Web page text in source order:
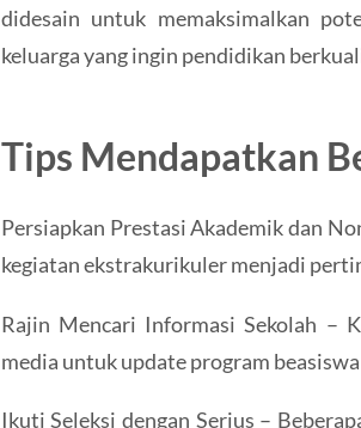
didesain untuk memaksimalkan
keluarga yang ingin pendidikan
Tips Mendapatkan
Persiapkan Prestasi Akademik dan
kegiatan ekstrakurikuler menjadi
Rajin Mencari Informasi Sekolah –
media untuk update program
Ikuti Seleksi dengan Serius –